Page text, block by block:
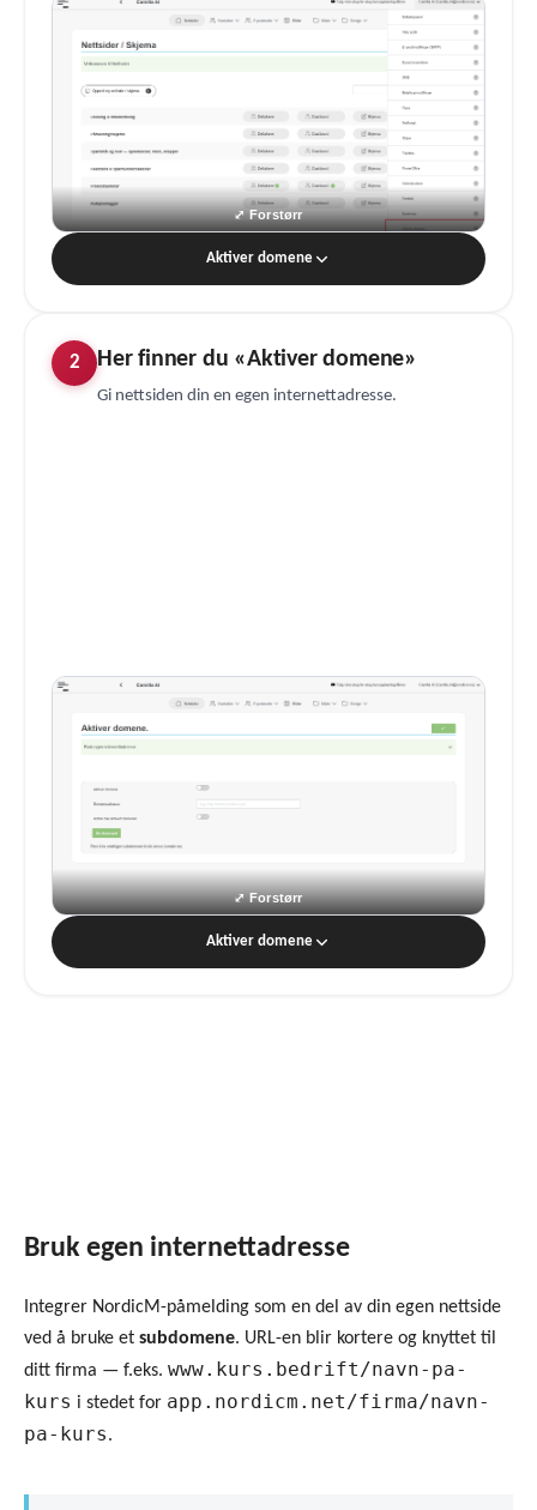
Aktiver domene
2 Her finner du «Aktiver domene»
Gi nettsiden din en egen internettadresse.
Aktiver domene
Bruk egen internettadresse
Integrer NordicM-påmelding som en del av din egen nettside
ved å bruke et subdomene. URL-en blir kortere og knyttet til
ditt firma — f.eks. www.kurs.bedrift/navn-pa-
kurs i stedet for app.nordicm.net/firma/navn-
pa-kurs.